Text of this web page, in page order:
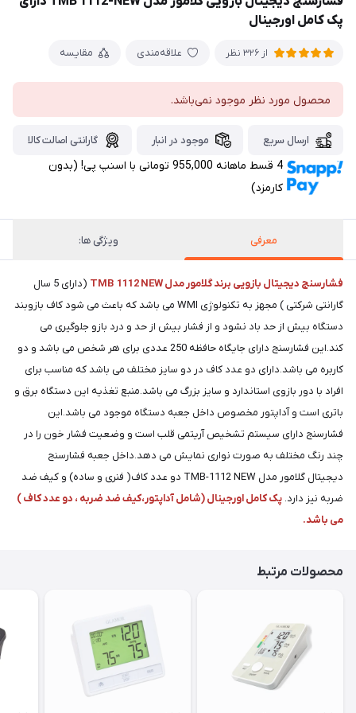
پک کامل اورجینال
از 326 نظر علاقه‌مندی مقایسه
محصول مورد نظر موجود نمی‌باشد.
ارسال سریع موجود در انبار گارانتی اصالت کالا
4 قسط ماهانه 955,000 تومانی با اسنپ ‌پی! (بدون
کارمزد)
معرفی ویژگی ها:
فشارسنج دیجیتال بازویی برند گلامور مدل TMB 1112 NEW
(دارای 5 سال
گارانتی شرکتی ) مجهز به تکنولوژی WMI می باشد که باعث می شود کاف بازوبند
دستگاه بیش از حد باد نشود و از فشار بیش از حد و درد بازو جلوگیری می
کند.این فشارسنج دارای جایگاه حافظه 250 عددی برای هر شخص می باشد و دو
کاربره می باشد.دارای دو عدد کاف در دو سایز مختلف می باشد که مناسب برای
افراد با دور بازوی استاندارد و سایز بزرگ می باشد.منبع تغذیه این دستگاه برق و
باتری است و آداپتور مخصوص داخل جعبه دستگاه موجود می باشد.این
فشارسنج دارای سیستم تشخیص آریتمی قلب است و وضعیت فشار خون را در
چند رنگ مختلف به صورت نواری نمایش می دهد.داخل جعبه فشارسنج
دیجیتال گلامور مدل TMB-1112 NEW دو عدد کاف( فنری و ساده) و کیف ضد
ضربه نیز دارد. پک کامل اورجینال (شامل آداپتور،کیف ضد ضربه ، دو عدد کاف )
می باشد.
محصولات مرتبط